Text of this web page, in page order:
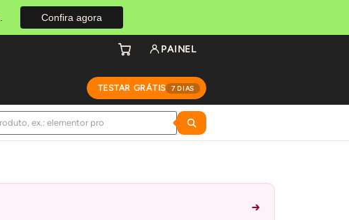
Confira agora
TESTAR GRÁTIS 7 DIAS
PAINEL